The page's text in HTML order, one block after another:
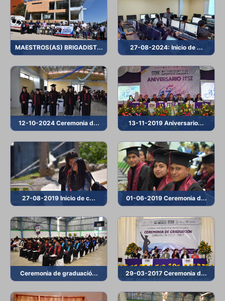
MAESTROS(AS) BRIGADIST... 27-08-2024: Inicio de ...
12-10-2024 Ceremonia d... 13-11-2019 Aniversario...
27-08-2019 Inicio de c... 01-06-2019 Ceremonia d...
Ceremonia de graduació... 29-03-2017 Ceremonia d...